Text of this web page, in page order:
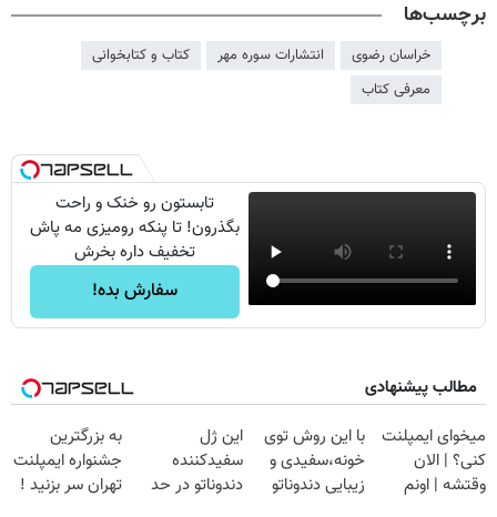
برچسب‌ها
خراسان رضوی انتشارات سوره مهر
کتاب و کتابخوانی
معرفی کتاب
تابستون رو خنک و راحت
بگذرون! تا پنکه رومیزی مه پاش
تخفیف داره بخرش
سفارش بده!
مطالب پیشنهادی
میخوای ایمپلنت
کنی؟ | الان
وقتشه | اونم
با این روش توی
خونه،سفیدی و
زیبایی دندوناتو
این ژل
سفیدکننده
دندوناتو در حد
به بزرگترین
جشنواره ایمپلنت
تهران سر بزنید !